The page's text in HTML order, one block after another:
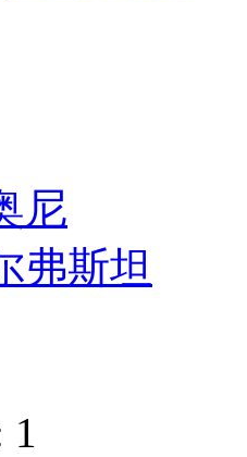
尼
弗斯坦
1